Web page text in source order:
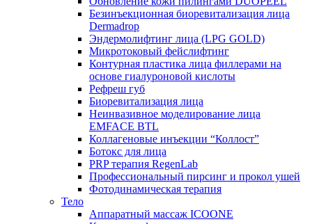
Безинъекционная биоревитализация лица
Dermadrop
Эндермолифтинг лица (LPG GOLD)
Микротоковый фейслифтинг
Контурная пластика лица филлерами на
основе гиалуроновой кислоты
Рефреш губ
Биоревитализация лица
Неинвазивное моделирование лица
EMFACE BTL
Коллагеновые инъекции “Коллост”
Ботокс для лица
PRP терапия RegenLab
Профессиональный пирсинг и прокол ушей
Фотодинамическая терапия
Тело
Аппаратный массаж ICOONE